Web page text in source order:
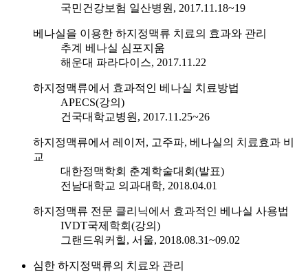
국민건강보험 일산병원, 2017.11.18~19
베나실을 이용한 하지정맥류 치료의 효과와 관리
추계 베나실 심포지움
해운대 파라다이스, 2017.11.22
하지정맥류에서 효과적인 베나실 치료방법
APECS(강의)
건국대학교병원, 2017.11.25~26
하지정맥류에서 레이저, 고주파, 베나실의 치료효과 비
교
대한정맥학회 춘계학술대회(발표)
전남대학교 의과대학, 2018.04.01
하지정맥류 전문 클리닉에서 효과적인 베나실 사용법
IVDT국제학회(강의)
그랜드워커힐, 서울, 2018.08.31~09.02
심한 하지정맥류의 치료와 관리